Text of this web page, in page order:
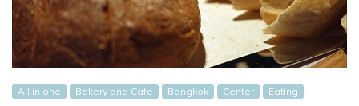
All in one Bakery and Cafe Bangkok Center
Eating